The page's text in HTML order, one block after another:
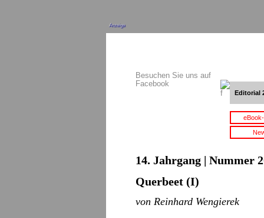
Anzeige
Besuchen Sie uns auf
Facebook
Editorial
14. Jahrgang | Nummer
Querbeet (I)
von Reinhard Wengierek